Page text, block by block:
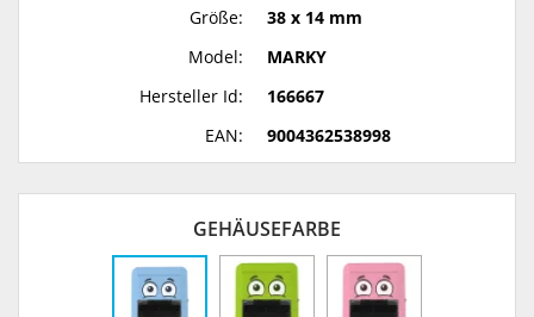
Größe:
38 x 14 mm
Model:
MARKY
Hersteller Id:
166667
EAN:
9004362538998
GEHÄUSEFARBE